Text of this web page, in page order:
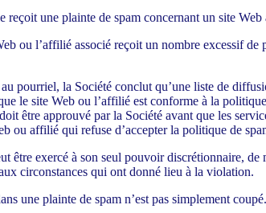
reçoit une plainte de spam concernant un site
ou l’affilié associé reçoit un nombre excessif
pourriel, la Société conclut qu’une liste de
le site Web ou l’affilié est conforme à la
être approuvé par la Société avant que les
ou affilié qui refuse d’accepter la politique de
être exercé à son seul pouvoir discrétionnaire,
circonstances qui ont donné lieu à la violation.
une plainte de spam n’est pas simplement coupé.